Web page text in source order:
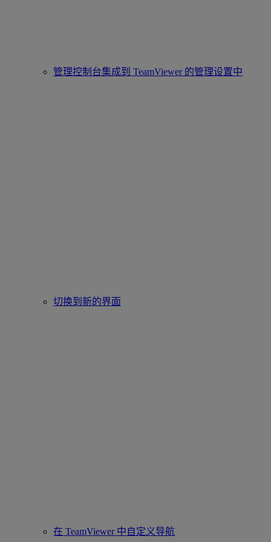
管理控制台集成到 TeamViewer 的管理设置中
切换到新的界面
在 TeamViewer 中自定义导航